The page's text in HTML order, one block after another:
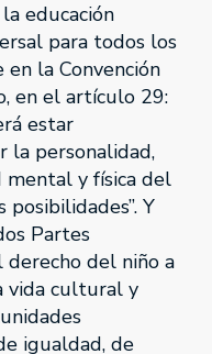
educación
para todos los
en la Convención
en el artículo 29:
estar
la personalidad,
mental y física del
Y
Partes
del niño a
vida cultural y
igualdad, de